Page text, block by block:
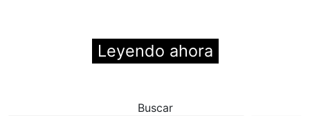
Leyendo ahora
Buscar